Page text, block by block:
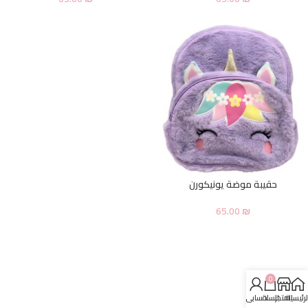
حقيبة موضة يونيكورن
65.00₪
المتجر
0
السلةحسابي